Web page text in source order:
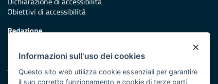
Obiettivi di accessibilità
Redazione
Protezione civile
Vai al sito di Protezione Civile Puglia
×
Informazioni sull'uso dei cookies
Questo sito web utilizza cookie essenziali per garantire
il suo corretto funzionamento e cookie di terze parti